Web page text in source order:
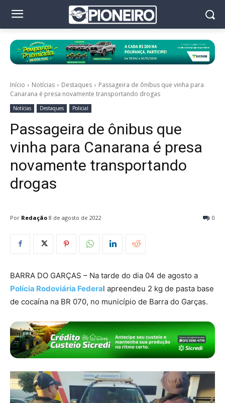
Início Notícias Destaques
Passageira de ônibus que vinha para
Canarana é presa novamente transportando drogas
Notícias Destaques Policial
Passageira de ônibus que
vinha para Canarana é presa
novamente transportando
drogas
Por Redação 0
8 de agosto de 2022
BARRA DO GARÇAS – Na tarde do dia 04 de agosto a
Polícia Rodoviária Federal apreendeu 2 kg de pasta base
de cocaína na BR 070, no município de Barra do Garças.